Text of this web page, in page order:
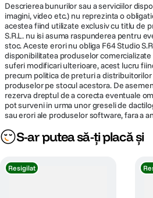
Descrierea bunurilor sau a serviciilor
imagini, video etc.) nu reprezinta o
acestea fiind utilizate exclusiv cu titlu de
S.R.L. nu isi asuma raspunderea pentru
stoc. Aceste erori nu obliga F64 Studio
disponibilitatea produselor
suferi modificari ulterioare, acest lucru
precum politica de preturi a
produselor pe stocul acestora. De
rezerva dreptul de a corecta eventuale
pot surveni in urma unor greseli de
sau erori ale produselor software, fara a
S-ar putea să-ți placă și
Resigilat